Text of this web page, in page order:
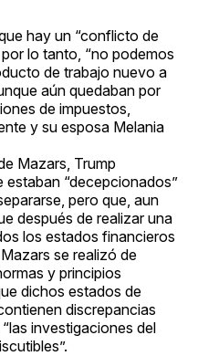
hay un “conflicto de
lo tanto, “no podemos
de trabajo nuevo a
aún quedaban por
de impuestos,
y su esposa Melania
Mazars, Trump
estaban “decepcionados”
pero que, aun
después de realizar una
los estados financieros
se realizó de
y principios
dichos estados de
discrepancias
investigaciones del